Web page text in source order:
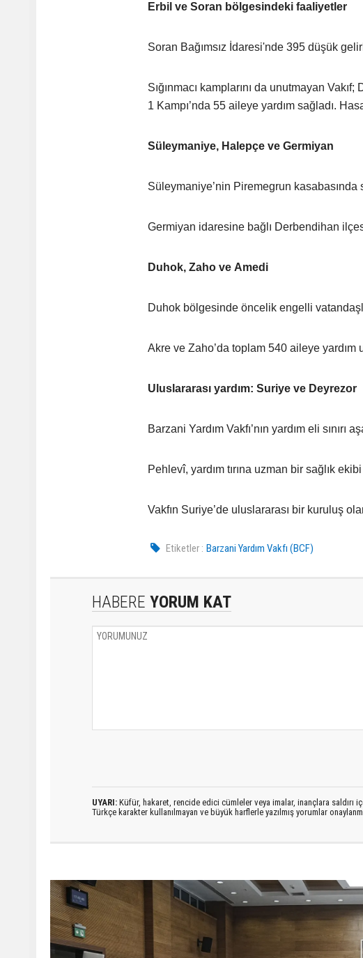
Erbil ve Soran bölgesindeki faaliyetler
Soran Bağımsız İdaresi'nde 395 düşük
Sığınmacı kamplarını da unutmayan
1 Kampı’nda 55 aileye yardım sağladı.
Süleymaniye, Halepçe ve Germiyan
Süleymaniye’nin Piremegrun kasabasında
Germiyan idaresine bağlı Derbendihan
Duhok, Zaho ve Amedi
Duhok bölgesinde öncelik engelli
Akre ve Zaho’da toplam 540 aileye yardım
Uluslararası yardım: Suriye ve Deyrezor
Barzani Yardım Vakfı’nın yardım eli
Pehlevî, yardım tırına uzman bir sağlık
Vakfın Suriye’de uluslararası bir kuruluş
Etiketler : Barzani Yardım Vakfı (BCF)
HABERE YORUM KAT
UYARI: Küfür, hakaret, rencide edici cümleler veya imalar, inançlara saldırı
Türkçe karakter kullanılmayan ve büyük harflerle yazılmış yorumlar